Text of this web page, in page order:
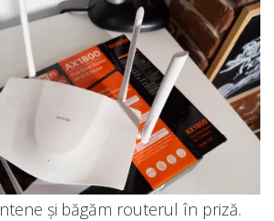
și băgăm routerul în priză.